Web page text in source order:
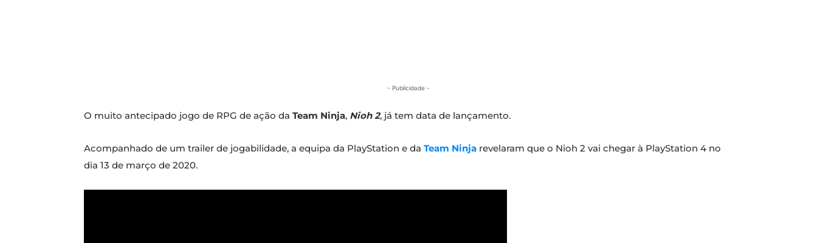
- Publicidade -
O muito antecipado jogo de RPG de ação da Team Ninja, Nioh 2, já tem data de lançamento.
Acompanhado de um trailer de jogabilidade, a equipa da PlayStation e da Team Ninja revelaram que o Nioh 2 vai chegar à PlayStation 4 no
dia 13 de março de 2020.